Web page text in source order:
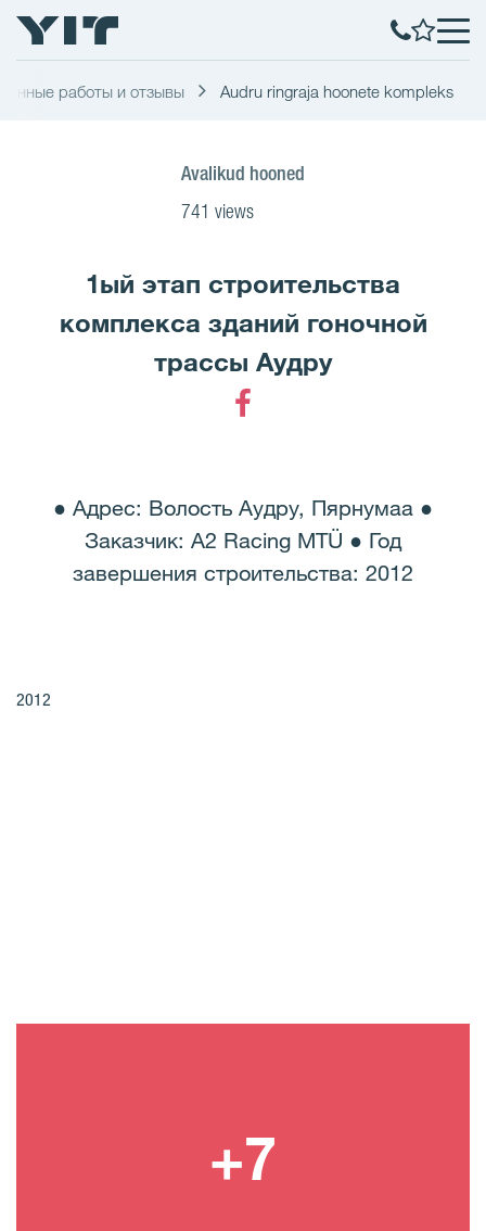
работы и отзывы Audru ringraja hoonete kompleks
Avalikud hooned
741 views
1ый этап строительства
комплекса зданий гоночной
трассы Аудру
● Адрес: Волость Аудру, Пярнумаа ●
Заказчик: A2 Racing MTÜ ● Год
завершения строительства: 2012
2012